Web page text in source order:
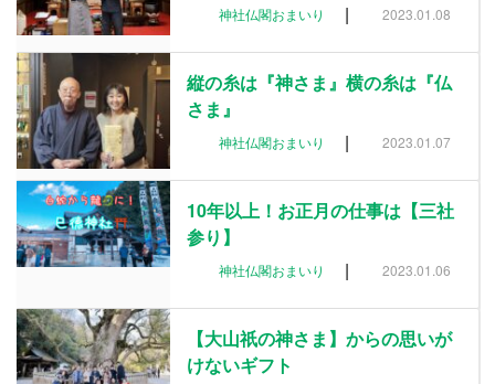
神社仏閣おまいり | 2023.01.08
縦の糸は『神さま』横の糸は『仏
さま』
神社仏閣おまいり | 2023.01.07
10年以上！お正月の仕事は【三社
参り】
神社仏閣おまいり | 2023.01.06
【大山祇の神さま】からの思いが
けないギフト